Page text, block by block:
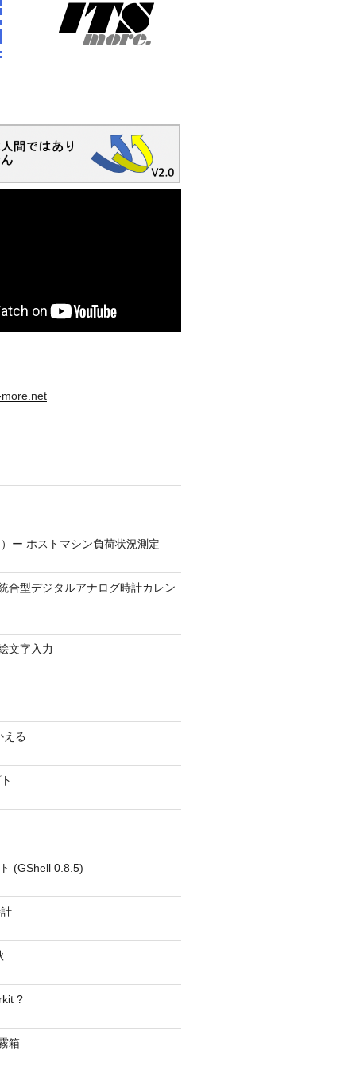
more.net
ー ホストマシン負荷状況測定
合型デジタルアナログ時計カレン
文字入力
える
(GShell 0.8.5)
?
箱